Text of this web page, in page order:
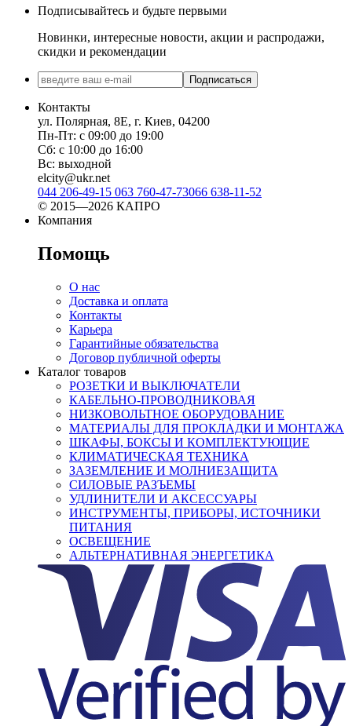
Подписывайтесь и будьте первыми
Новинки, интересные новости, акции и распродажи,
скидки и рекомендации
Подписаться
Контакты
ул. Полярная, 8Е, г. Киев, 04200
Пн-Пт: с 09:00 до 19:00
Сб: с 10:00 до 16:00
Вс: выходной
elcity@ukr.net
044 206-49-15 063 760-47-73066 638-11-52
© 2015—2026 КАПРО
Компания
Помощь
О нас
Доставка и оплата
Контакты
Карьера
Гарантийные обязательства
Договор публичной оферты
Каталог товаров
РОЗЕТКИ И ВЫКЛЮЧАТЕЛИ
КАБЕЛЬНО-ПРОВОДНИКОВАЯ
НИЗКОВОЛЬТНОЕ ОБОРУДОВАНИЕ
МАТЕРИАЛЫ ДЛЯ ПРОКЛАДКИ И МОНТАЖА
ШКАФЫ, БОКСЫ И КОМПЛЕКТУЮЩИЕ
КЛИМАТИЧЕСКАЯ ТЕХНИКА
ЗАЗЕМЛЕНИЕ И МОЛНИЕЗАЩИТА
СИЛОВЫЕ РАЗЪЕМЫ
УДЛИНИТЕЛИ И АКСЕССУАРЫ
ИНСТРУМЕНТЫ, ПРИБОРЫ, ИСТОЧНИКИ
ПИТАНИЯ
ОСВЕЩЕНИЕ
АЛЬТЕРНАТИВНАЯ ЭНЕРГЕТИКА